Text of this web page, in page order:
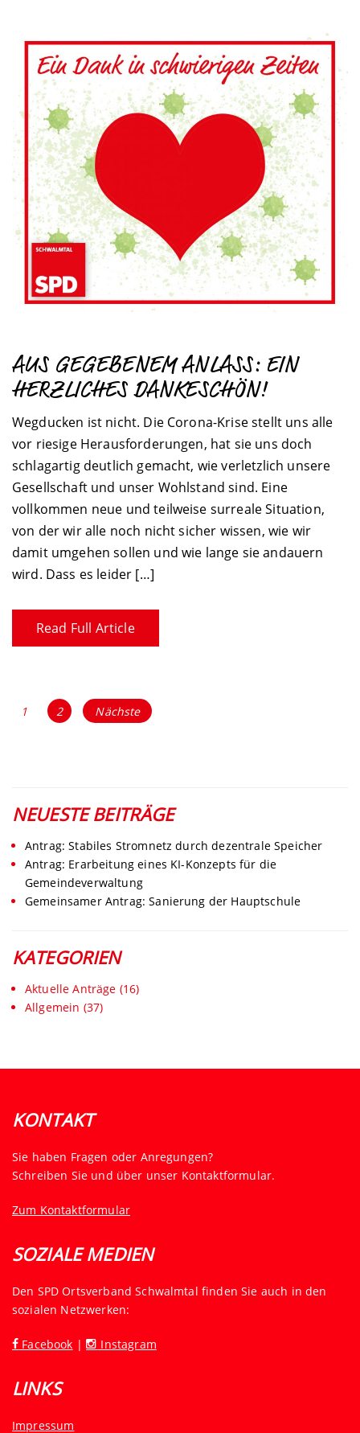
AUS GEGEBENEM ANLASS: EIN
HERZLICHES DANKESCHÖN!
Wegducken ist nicht. Die Corona-Krise stellt uns alle
vor riesige Herausforderungen, hat sie uns doch
schlagartig deutlich gemacht, wie verletzlich unsere
Gesellschaft und unser Wohlstand sind. Eine
vollkommen neue und teilweise surreale Situation,
von der wir alle noch nicht sicher wissen, wie wir
damit umgehen sollen und wie lange sie andauern
wird. Dass es leider […]
Read Full Article
BEITRAGSNAVIGATION
Page
1 Page
2 Nächste
NEUESTE BEITRÄGE
Antrag: Stabiles Stromnetz durch dezentrale Speicher
Antrag: Erarbeitung eines KI-Konzepts für die
Gemeindeverwaltung
Gemeinsamer Antrag: Sanierung der Hauptschule
KATEGORIEN
Aktuelle Anträge (16)
Allgemein (37)
KONTAKT
Sie haben Fragen oder Anregungen?
Schreiben Sie und über unser Kontaktformular.
Zum Kontaktformular
SOZIALE MEDIEN
Den SPD Ortsverband Schwalmtal finden Sie auch in den
sozialen Netzwerken:
Facebook | Instagram
LINKS
Impressum